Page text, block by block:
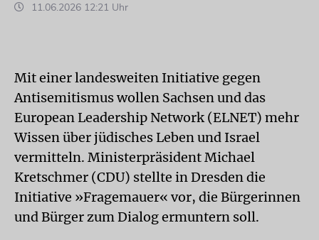
11.06.2026 12:21 Uhr
Mit einer landesweiten Initiative gegen
Antisemitismus wollen Sachsen und das
European Leadership Network (ELNET) mehr
Wissen über jüdisches Leben und Israel
vermitteln. Ministerpräsident Michael
Kretschmer (CDU) stellte in Dresden die
Initiative »Fragemauer« vor, die Bürgerinnen
und Bürger zum Dialog ermuntern soll.